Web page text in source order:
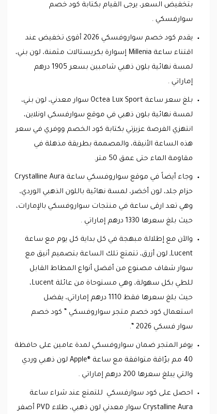
بتخفيض السعر، يرجى القيام بكتابة كود خصم
سوارفسكي .
يقدم كود خصم سواروفسكي 2026 أقوى تخفيض عند
اقتناء ساعة Millenia إسوارة بكريستالات مثمنة، لون بني،
لمسة نهائية بلون ذهبي شامبين بسعر 1905 درهم
إماراتي .
بلغ سعر ساعة Octea Lux Sport سوار معدني، لون بني،
لمسة نهائية بلون ذهبي في موقع سوارفسكي اونلاين،
انتهزي الفرصة عزيزتي بكتابة كود الخصم ووفري في سعر
هذه الساعة الأنيقة، والمصممة بطريقة مذهلة في
مقاومة الماء حتى عمق 50 متر.
وجاء أيضاً في موقع سواروفسكي ساعة Crystalline Aura
حزام جلد، لون أخضر، لمسة نهائية باللون الذهبي الوردي،
وهي تعد ارقى ساعة في منتجات سواروفسكي بالإمارات،
حيث بلغ سعرها 1330 درهم إماراتي .
والآن مع إطلالة مبهجة في كل بداية كل يوم مع ساعة
Lucentـ لون أزرق، تتمتع تلك الساعة بتصميم أنيق مع
سوار شفاف مصنوع من أفضل أنواع المطاط القابل
للطي بكل سهولة، وهي مستوحاة من عائلة Lucent،
حيث بلغ سعرها فقط 1110 درهم إماراتي، يفضل
استعمال كود خصم متجر سواروفسكي ” كود خصم
سوار فسكي 2026 “.
يوفر المتجر ضمان سواروفسكي لمدة عامين على حافظة
40 مم برّاقة متوافقة مع ساعة ®Apple لون ذهبي وردي
والتي يبلغ سعرها 200 درهم إماراتي .
احصل على كود سوارفسكي للتمتع عند شراء ساعة
Crystalline Aura سوار معدني لون ذهبي، طلاء PVD أصفر